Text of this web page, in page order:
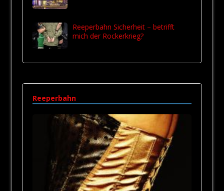
Reeperbahn Sicherheit – betrifft
mich der Rockerkrieg?
Reeperbahn